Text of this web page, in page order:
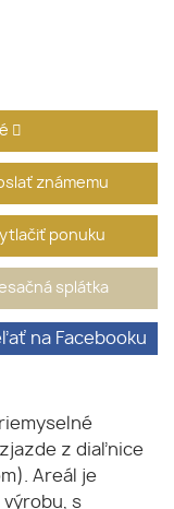
známemu
ponuku
splátka
na Facebooku
z diaľnice
Areál je
výrobu, s